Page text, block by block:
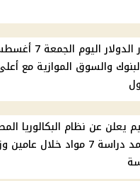
والسوق الموازية مع
يعلن عن نظام البكالوريا
ويعتمد دراسة 7 مواد خلال